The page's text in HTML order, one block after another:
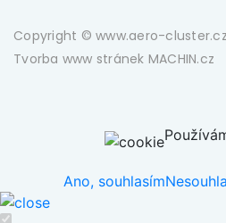
Copyright © www.aero-
Tvorba www stránek MACHIN.cz
Ano, souhlasím